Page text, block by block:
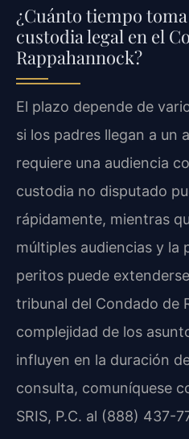
¿Cuánto tiempo
custodia legal en el
Rappahannock?
El plazo depende de
si los padres llegan a un
requiere una audiencia
custodia no disputado
rápidamente, mientras
múltiples audiencias y la
peritos puede
tribunal del Condado de
complejidad de los
influyen en la duración
consulta, comuníquese
SRIS, P.C. al (888) 437-